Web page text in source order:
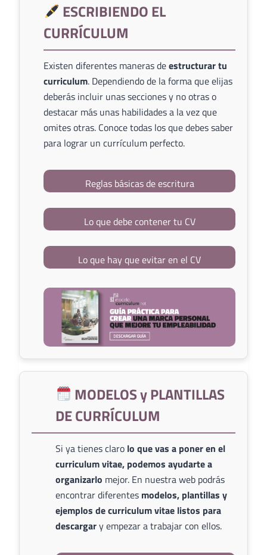
ESCRIBIENDO EL
CURRÍCULUM
Existen diferentes maneras deestructurar tu
curriculum. Dependiendo de la forma que elijas
deberás incluir unas secciones y no otras o
destacar más unas habilidades a la vez que
omites otras. Conoce todas los que debes saber
para lograr un currículum perfecto.
Reglas básicas de escritura
Lo que debe contener tu CV
Lo que hay que evitar en el CV
MODELOS y PLANTILLAS
DE CURRÍCULUM
Si ya tienes claro lo que vas a poner en el
curriculum vitae, podemos ayudarte a
organizarlo mejor. En nuestra web podrás
encontrar diferentes modelos, plantillas y
ejemplos de curriculum vitae listos para
descargary empezar a trabajar con ellos.